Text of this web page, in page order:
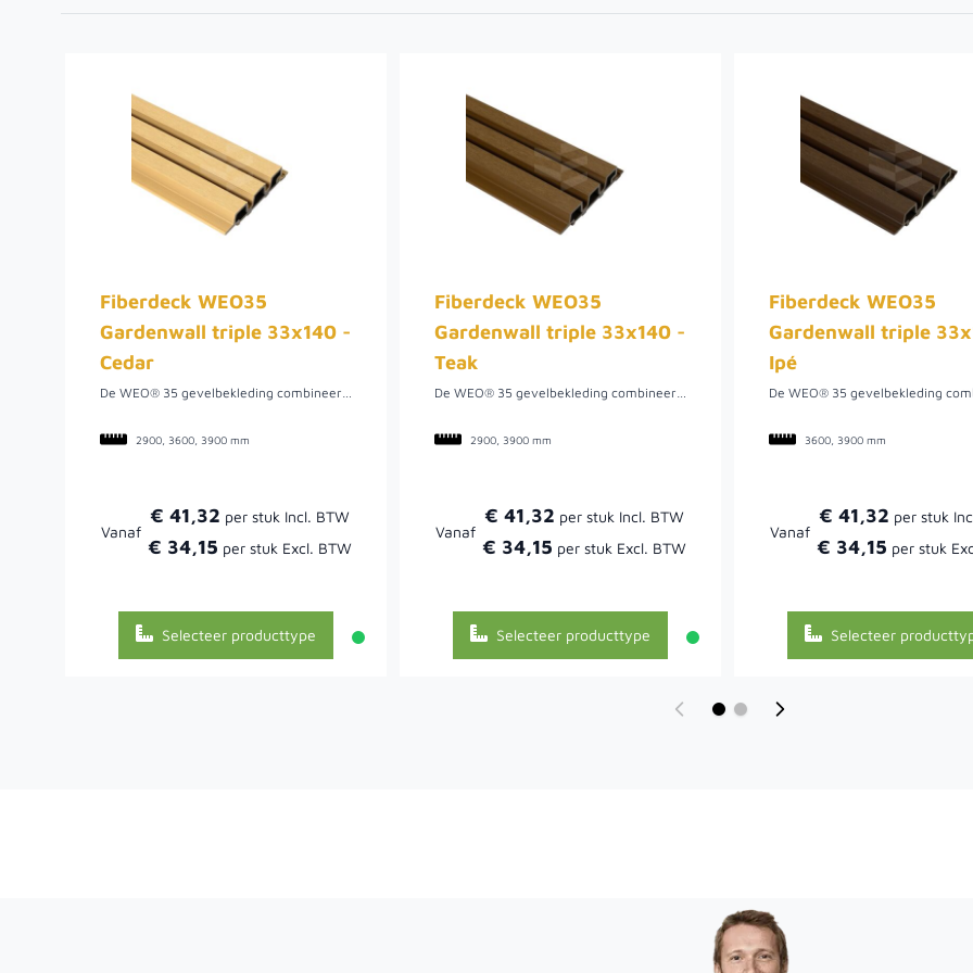
Fiberdeck WEO35
Gardenwall triple 33x140 -
Cedar
De WEO® 35 gevelbekleding combineert de warme uitstraling van hout met het onderhoudsarme karakter van houtcomposiet. Dankzij het moderne rhombusprofiel ontstaat een strak openlatwerkeffect dat zowel horizontaal als verticaal geplaatst kan worden. De natuurlijke kleurschakeringen en matte afwerking geven iedere gevel een stijlvolle en realistische houtlook, zonder de nadelen van traditioneel hout. De cedarkleur kent een fraaie kleurvariatie. Het schakeert van licht geelbruin, via rozebruin en zalmkleurig naar chocoladebruin.
2900, 3600, 3900 mm
Vanaf
€ 41,32
€ 34,15
Selecteer producttype
Fiberdeck WEO35
Gardenwall triple 33x140 -
Teak
De WEO® 35 gevelbekleding combineert de warme uitstraling van hout met het onderhoudsarme karakter van houtcomposiet. Dankzij het moderne rhombusprofiel ontstaat een strak openlatwerkeffect dat zowel horizontaal als verticaal geplaatst kan worden. De natuurlijke kleurschakeringen en matte afwerking geven iedere gevel een stijlvolle en realistische houtlook, zonder de nadelen van traditioneel hout. Wil je zeker de uitstraling van natuurlijk hout, dan is deze teakkleur een goede keuze met zijn warme, natuurlijke houtkleur. Deze bestaat uit een rijke variatie aan tinten, variërend van goudbruin tot amber. Het heeft een subtiele oranjebruine ondertoon.
2900, 3900 mm
Vanaf
€ 41,32
€ 34,15
Selecteer producttype
Fiberdeck WEO35
Gardenwall triple
Ipé
3600, 3900 mm
Vanaf
€ 41,32
€ 34,15
Selecteer